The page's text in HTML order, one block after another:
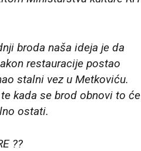
broda naša ideja je da
restauracije postao
stalni vez u Metkoviću.
kada se brod obnovi to će
ostati.
??